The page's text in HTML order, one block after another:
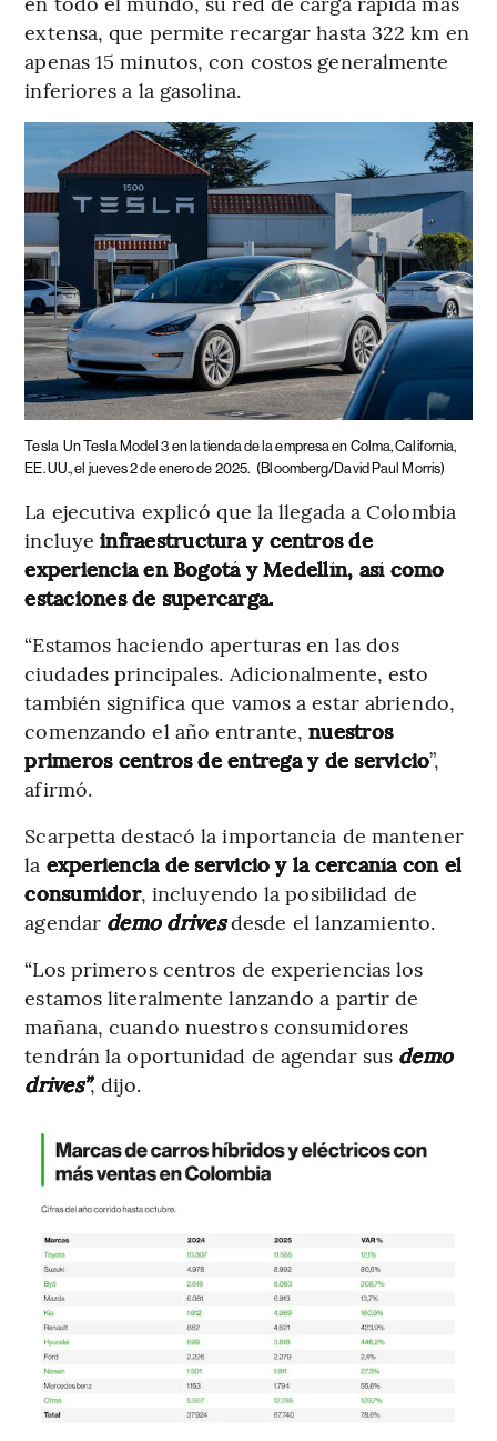
extensa, que permite recargar hasta 322 km en
apenas 15 minutos, con costos generalmente
inferiores a la gasolina.
Tesla Un Tesla Model 3 en la tienda de la empresa en Colma, California,
EE. UU., el jueves 2 de enero de 2025. (Bloomberg/David Paul Morris)
La ejecutiva explicó que la llegada a Colombia
incluyeinfraestructura y centros de
experiencia en Bogotá y Medellín, así como
estaciones de supercarga.
“Estamos haciendo aperturas en las dos
ciudades principales. Adicionalmente, esto
también significa que vamos a estar abriendo,
comenzando el año entrante,nuestros
primeros centros de entrega y de servicio”,
afirmó.
Scarpetta destacó la importancia de mantener
la experiencia de servicio y la cercanía con el
consumidor, incluyendo la posibilidad de
agendar demo drivesdesde el lanzamiento.
“Los primeros centros de experiencias los
estamos literalmente lanzando a partir de
mañana, cuando nuestros consumidores
tendrán la oportunidad de agendar sus demo
drives”, dijo.